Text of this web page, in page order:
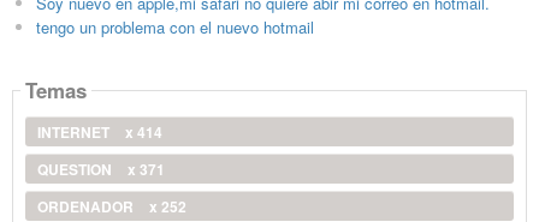
tengo un problema con el nuevo hotmail
Temas
INTERNET
x 414
QUESTION
x 371
ORDENADOR
x 252